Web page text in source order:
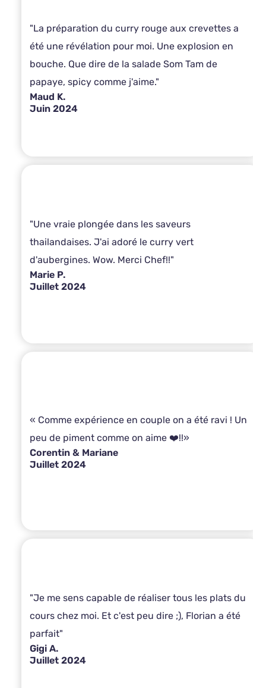
"La préparation du curry rouge aux crevettes a
été une révélation pour moi. Une explosion en
bouche. Que dire de la salade Som Tam de
papaye, spicy comme j'aime."
Maud K.
Juin 2024
"Une vraie plongée dans les saveurs
thailandaises. J'ai adoré le curry vert
d'aubergines. Wow. Merci Chef!!"
Marie P.
Juillet 2024
« Comme expérience en couple on a été ravi ! Un
peu de piment comme on aime ❤️!!»
Corentin & Mariane
Juillet 2024
"Je me sens capable de réaliser tous les plats du
cours chez moi. Et c'est peu dire ;), Florian a été
parfait"
Gigi A.
Juillet 2024